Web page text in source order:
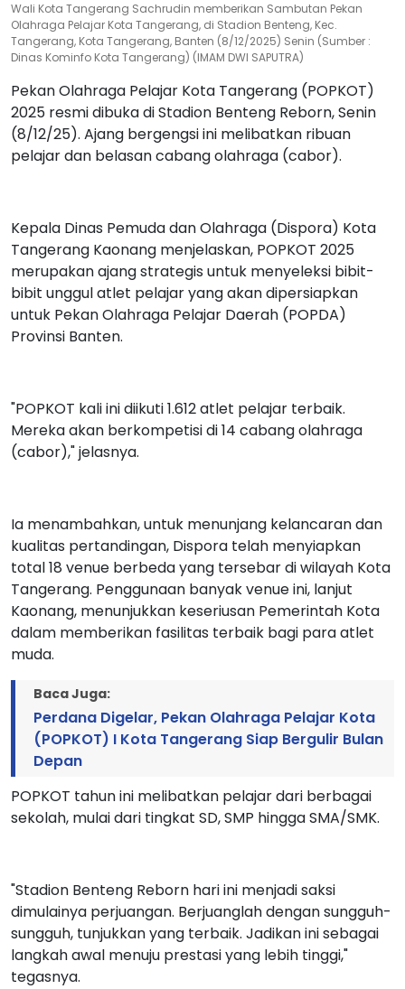
Wali Kota Tangerang Sachrudin memberikan Sambutan Pekan
Olahraga Pelajar Kota Tangerang, di Stadion Benteng, Kec.
Tangerang, Kota Tangerang, Banten (8/12/2025) Senin (Sumber :
Dinas Kominfo Kota Tangerang) (IMAM DWI SAPUTRA)
Pekan Olahraga Pelajar Kota Tangerang (POPKOT)
2025 resmi dibuka di Stadion Benteng Reborn, Senin
(8/12/25). Ajang bergengsi ini melibatkan ribuan
pelajar dan belasan cabang olahraga (cabor).
Kepala Dinas Pemuda dan Olahraga (Dispora) Kota
Tangerang Kaonang menjelaskan, POPKOT 2025
merupakan ajang strategis untuk menyeleksi bibit-
bibit unggul atlet pelajar yang akan dipersiapkan
untuk Pekan Olahraga Pelajar Daerah (POPDA)
Provinsi Banten.
"POPKOT kali ini diikuti 1.612 atlet pelajar terbaik.
Mereka akan berkompetisi di 14 cabang olahraga
(cabor)," jelasnya.
Ia menambahkan, untuk menunjang kelancaran dan
kualitas pertandingan, Dispora telah menyiapkan
total 18 venue berbeda yang tersebar di wilayah Kota
Tangerang. Penggunaan banyak venue ini, lanjut
Kaonang, menunjukkan keseriusan Pemerintah Kota
dalam memberikan fasilitas terbaik bagi para atlet
muda.
Baca Juga:
Perdana Digelar, Pekan Olahraga Pelajar Kota
(POPKOT) I Kota Tangerang Siap Bergulir Bulan
Depan
POPKOT tahun ini melibatkan pelajar dari berbagai
sekolah, mulai dari tingkat SD, SMP hingga SMA/SMK.
"Stadion Benteng Reborn hari ini menjadi saksi
dimulainya perjuangan. Berjuanglah dengan sungguh-
sungguh, tunjukkan yang terbaik. Jadikan ini sebagai
langkah awal menuju prestasi yang lebih tinggi,"
tegasnya.